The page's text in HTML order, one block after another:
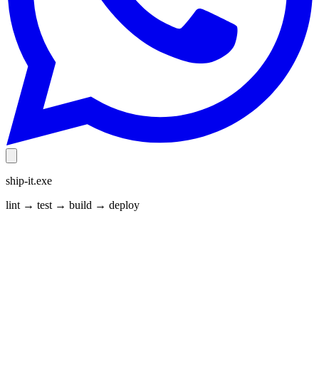
ship-it.exe
lint → test → build → deploy